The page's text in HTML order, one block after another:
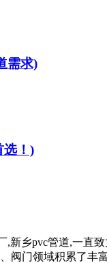
需求)
选！)
新乡pvc管道,一
阀门领域积累了